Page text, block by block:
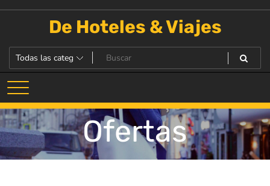
De Hoteles & Viajes
Ofertas